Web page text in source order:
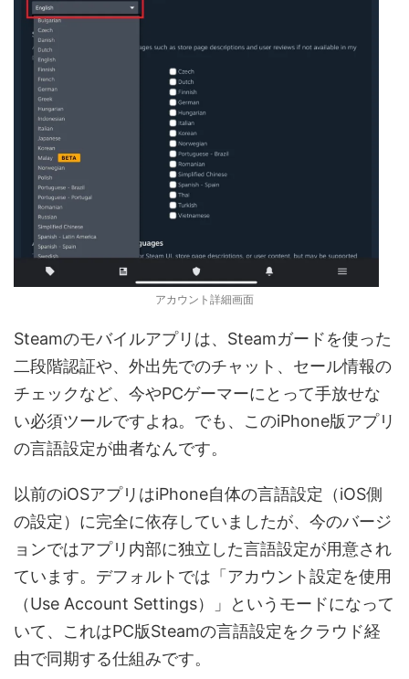
アカウント詳細画面
Steamのモバイルアプリは、Steamガードを使った
二段階認証や、外出先でのチャット、セール情報の
チェックなど、今やPCゲーマーにとって手放せな
い必須ツールですよね。でも、このiPhone版アプリ
の言語設定が曲者なんです。
以前のiOSアプリはiPhone自体の言語設定（iOS側
の設定）に完全に依存していましたが、今のバージ
ョンではアプリ内部に独立した言語設定が用意され
ています。デフォルトでは「アカウント設定を使用
（Use Account Settings）」というモードになって
いて、これはPC版Steamの言語設定をクラウド経
由で同期する仕組みです。